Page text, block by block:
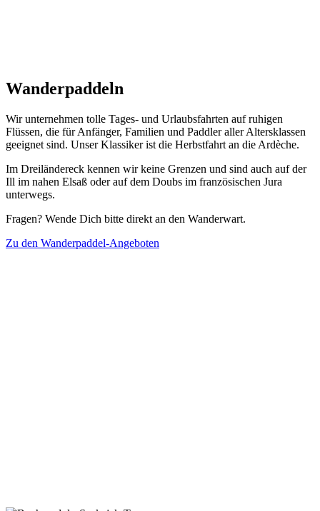
Wanderpaddeln
Wir unternehmen tolle Tages- und Urlaubsfahrten auf ruhigen
Flüssen, die für Anfänger, Familien und Paddler aller Altersklassen
geeignet sind. Unser Klassiker ist die Herbstfahrt an die Ardèche.
Im Dreiländereck kennen wir keine Grenzen und sind auch auf der
Ill im nahen Elsaß oder auf dem Doubs im französischen Jura
unterwegs.
Fragen? Wende Dich bitte direkt an den Wanderwart.
Zu den Wanderpaddel-Angeboten